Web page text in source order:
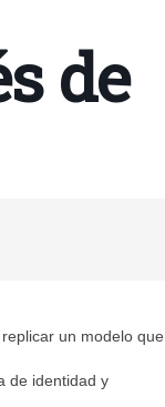
de
un modelo que
de identidad y